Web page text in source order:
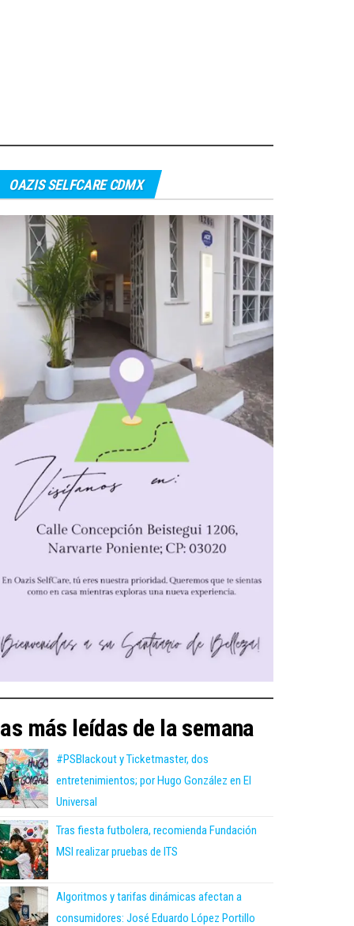
OAZIS SELFCARE CDMX
más leídas de la semana
#PSBlackout y Ticketmaster, dos
entretenimientos; por Hugo González en El
Universal
Tras fiesta futbolera, recomienda Fundación
MSI realizar pruebas de ITS
Algoritmos y tarifas dinámicas afectan a
consumidores: José Eduardo López Portillo